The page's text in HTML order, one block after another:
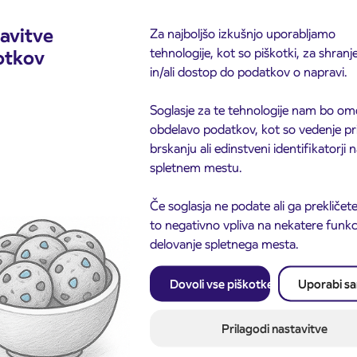
Za najboljšo izkušnjo uporabljamo
tehnologije, kot so piškotki, za
in/ali dostop do podatkov o napravi.
Soglasje za te tehnologije nam bo
obdelavo podatkov, kot so vedenje
brskanju ali edinstveni identifikatorji
spletnem mestu.
Če soglasja ne podate ali ga
to negativno vpliva na nekatere
delovanje spletnega mesta.
Dovoli vse piškotke Uporabi
Prilagodi nastavitve
2026 dijaških
IJPP
za šolsko leto
se začne 21.
3. 8. 2026
Obvestilo o popolni
ceste ČEŠNJEVEK –
Kranj